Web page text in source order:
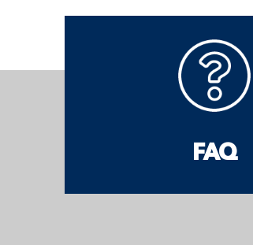
FAQ